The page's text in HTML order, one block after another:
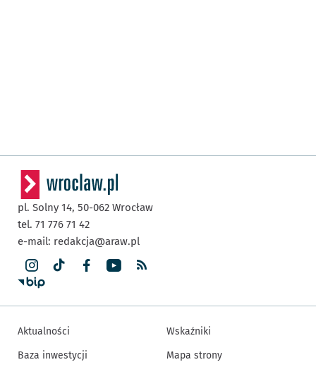
pl. Solny 14, 50-062 Wrocław
tel. 71 776 71 42
e-mail: redakcja@araw.pl
Aktualności
Baza inwestycji
Wskaźniki
Mapa strony